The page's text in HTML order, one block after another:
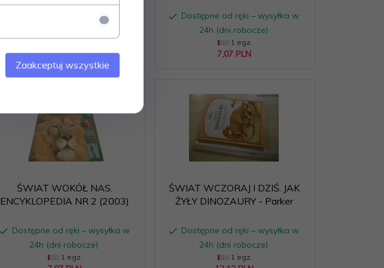
Dostępne od ręki – wysyłka w
18,18 PLN
Dostępne od ręki – wysyłka w
24h (dni robocze)
1 egz.
7,07 PLN
ŚWIAT WOKÓŁ NAS.
ENCYKLOPEDIA NR 2 (2003)
Dostępne od ręki – wysyłka w
24h (dni robocze)
1 egz.
ŚWIAT WCZORAJ I DZIŚ. JAK
ŻYŁY DINOZAURY - Parker
Dostępne od ręki – wysyłka w
24h (dni robocze)
1 egz.
Zaakceptuj wszystkie